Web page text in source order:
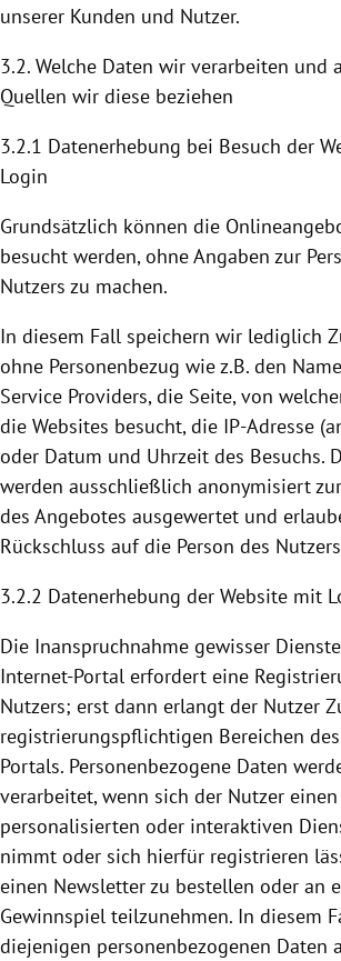
unserer Kunden und Nutzer.
3.2. Welche Daten wir verarbeiten und
Quellen wir diese beziehen
3.2.1 Datenerhebung bei Besuch der
Login
Grundsätzlich können die
besucht werden, ohne Angaben zur
Nutzers zu machen.
In diesem Fall speichern wir lediglich
ohne Personenbezug wie z.B. den
Service Providers, die Seite, von
die Websites besucht, die IP-Adresse
oder Datum und Uhrzeit des Besuchs.
werden ausschließlich anonymisiert
des Angebotes ausgewertet und
Rückschluss auf die Person des
3.2.2 Datenerhebung der Website mit
Die Inanspruchnahme gewisser
Internet-Portal erfordert eine
Nutzers; erst dann erlangt der Nutzer
registrierungspflichtigen Bereichen
Portals. Personenbezogene Daten
verarbeitet, wenn sich der Nutzer einen
personalisierten oder interaktiven
nimmt oder sich hierfür registrieren
einen Newsletter zu bestellen oder an
Gewinnspiel teilzunehmen. In diesem
diejenigen personenbezogenen Daten